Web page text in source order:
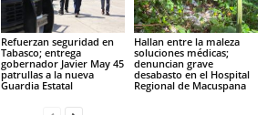
Refuerzan seguridad en
Tabasco; entrega
gobernador Javier May 45
patrullas a la nueva
Guardia Estatal
Hallan entre la maleza
soluciones médicas;
denuncian grave
desabasto en el Hospital
Regional de Macuspana